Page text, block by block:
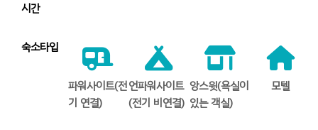
시간
숙소타입
파워사이트(전
기 연결)
언파워사이트
(전기 비연결)
앙스윗(욕실이
있는 객실)
모텔